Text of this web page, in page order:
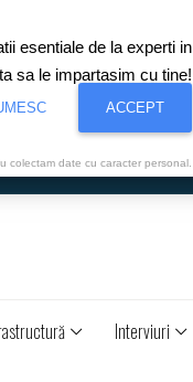
Interviuri
esentiale de la experti in
sa le impartasim cu tine!
ACCEPT
colectam date cu caracter personal.